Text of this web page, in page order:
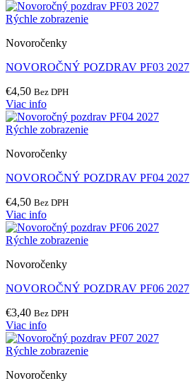
Rýchle zobrazenie
Novoročenky
NOVOROČNÝ POZDRAV PF03 2027
€4,50 Bez DPH
Viac info
Rýchle zobrazenie
Novoročenky
NOVOROČNÝ POZDRAV PF04 2027
€4,50 Bez DPH
Viac info
Rýchle zobrazenie
Novoročenky
NOVOROČNÝ POZDRAV PF06 2027
€3,40 Bez DPH
Viac info
Rýchle zobrazenie
Novoročenky